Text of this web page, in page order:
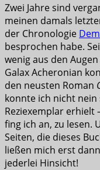
Zwei Jahre sind
meinen damals
der Chronologie
besprochen habe.
wenig aus den
Galax Acheronian
den neusten Roman
konnte ich nicht nein
Reziexemplar erhielt
fing ich an, zu lesen.
Seiten, die dieses
ließen mich erst
jederlei Hinsicht!